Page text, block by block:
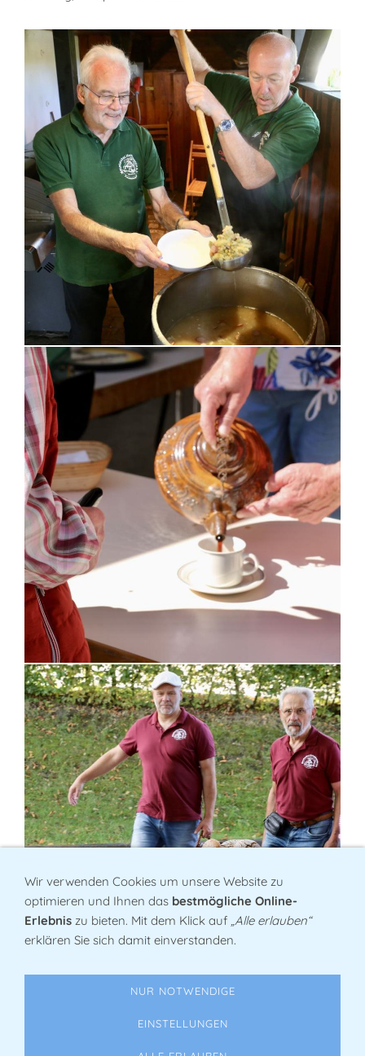
Wir verwenden Cookies um unsere Website zu
optimieren und Ihnen das bestmögliche Online-
Erlebnis zu bieten. Mit dem Klick auf „Alle erlauben“
erklären Sie sich damit einverstanden.
NUR NOTWENDIGE
EINSTELLUNGEN